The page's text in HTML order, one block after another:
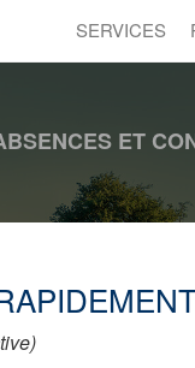
SERVICES
ET